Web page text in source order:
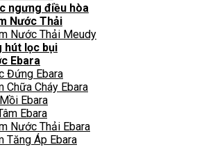
ngưng điều hòa
Nước Thải
Nước Thải Meudy
hút lọc bụi
Ebara
Đứng Ebara
Chữa Cháy Ebara
Ebara
Ebara
Nước Thải Ebara
Tăng Áp Ebara